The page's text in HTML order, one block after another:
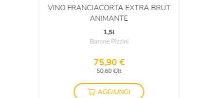
VINO FRANCIACORTA EXTRA BRUT
ANIMANTE
1,5l
Barone Pizzini
75,90 €
50,60 €/lt
AGGIUNGI